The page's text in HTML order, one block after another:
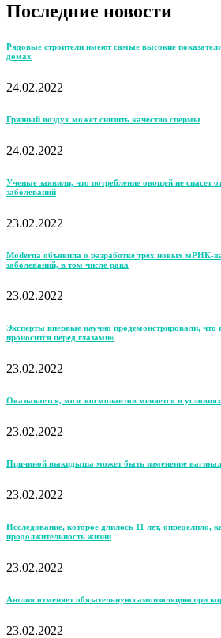
Последние новости
Рядовые строители имеют самые высокие
домах
24.02.2022
Грязный воздух может снизить качество спермы
24.02.2022
Ученые заявили, что потребление овощей не спасет
заболеваний
23.02.2022
Moderna объявила о разработке трех новых мРНК-
заболеваний, в том числе рака
23.02.2022
Эксперты впервые научно продемонстрировали, что
проносится перед глазами»
23.02.2022
Оказывается, мозг космонавтов меняется в
23.02.2022
Причиной выкидыша может быть изменение
23.02.2022
Исследование, которое длилось 11 лет, определило,
продолжительность жизни
23.02.2022
Англия отменяет обязательную самоизоляцию при
23.02.2022